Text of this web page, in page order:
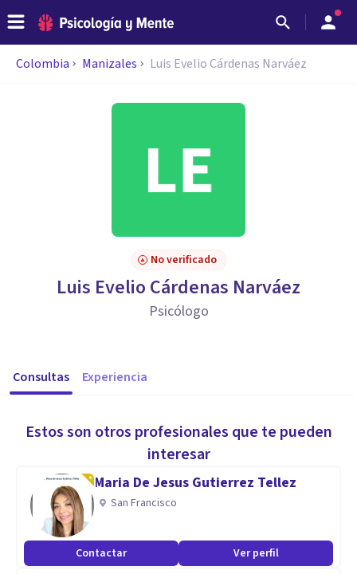
Colombia Manizales Luis Evelio Cárdenas Narváez
No verificado
Luis Evelio Cárdenas Narváez
Psicólogo
Consultas Experiencia
Estos son otros profesionales que te pueden
interesar
Maria De Jesus Gutierrez Tellez
San Francisco
Contactar Ver perfil